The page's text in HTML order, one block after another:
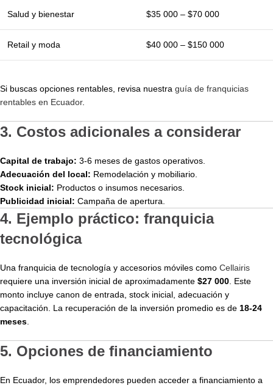
Salud y bienestar $35 000 – $70 000
Retail y moda $40 000 – $150 000
Si buscas opciones rentables, revisa nuestra guía de franquicias
rentables en Ecuador.
3. Costos adicionales a considerar
Capital de trabajo: 3-6 meses de gastos operativos.
Adecuación del local: Remodelación y mobiliario.
Stock inicial: Productos o insumos necesarios.
Publicidad inicial: Campaña de apertura.
4. Ejemplo práctico: franquicia
tecnológica
Una franquicia de tecnología y accesorios móviles como Cellairis
requiere una inversión inicial de aproximadamente $27 000 . Este
monto incluye canon de entrada, stock inicial, adecuación y
capacitación. La recuperación de la inversión promedio es de 18-24
meses
5. Opciones de financiamiento
En Ecuador, los emprendedores pueden acceder a financiamiento a